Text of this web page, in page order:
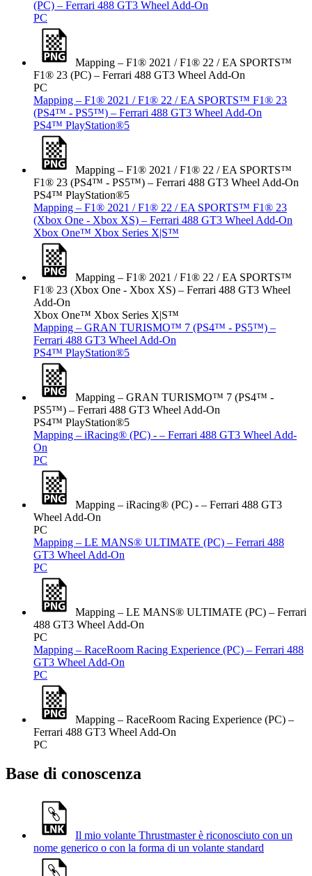
(PC) – Ferrari 488 GT3 Wheel Add-On
PC
Mapping – F1® 2021 / F1® 22 / EA SPORTS™
F1® 23 (PC) – Ferrari 488 GT3 Wheel Add-On
PC
Mapping – F1® 2021 / F1® 22 / EA SPORTS™ F1® 23
(PS4™ - PS5™) – Ferrari 488 GT3 Wheel Add-On
PS4™ PlayStation®5
Mapping – F1® 2021 / F1® 22 / EA SPORTS™
F1® 23 (PS4™ - PS5™) – Ferrari 488 GT3 Wheel Add-On
PS4™ PlayStation®5
Mapping – F1® 2021 / F1® 22 / EA SPORTS™ F1® 23
(Xbox One - Xbox XS) – Ferrari 488 GT3 Wheel Add-On
Xbox One™ Xbox Series X|S™
Mapping – F1® 2021 / F1® 22 / EA SPORTS™
F1® 23 (Xbox One - Xbox XS) – Ferrari 488 GT3 Wheel
Add-On
Xbox One™ Xbox Series X|S™
Mapping – GRAN TURISMO™ 7 (PS4™ - PS5™) –
Ferrari 488 GT3 Wheel Add-On
PS4™ PlayStation®5
Mapping – GRAN TURISMO™ 7 (PS4™ -
PS5™) – Ferrari 488 GT3 Wheel Add-On
PS4™ PlayStation®5
Mapping – iRacing® (PC) - – Ferrari 488 GT3 Wheel Add-
On
PC
Mapping – iRacing® (PC) - – Ferrari 488 GT3
Wheel Add-On
PC
Mapping – LE MANS® ULTIMATE (PC) – Ferrari 488
GT3 Wheel Add-On
PC
Mapping – LE MANS® ULTIMATE (PC) – Ferrari
488 GT3 Wheel Add-On
PC
Mapping – RaceRoom Racing Experience (PC) – Ferrari 488
GT3 Wheel Add-On
PC
Mapping – RaceRoom Racing Experience (PC) –
Ferrari 488 GT3 Wheel Add-On
PC
Base di conoscenza
Il mio volante Thrustmaster è riconosciuto con un
nome generico o con la forma di un volante standard